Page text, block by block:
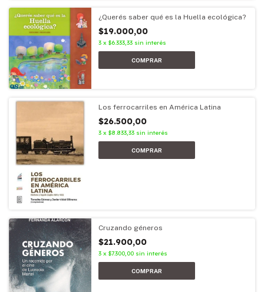
¿Querés saber qué es la Huella ecológica?
$19.000,00
3 x $6.333,33 sin interés
Los ferrocarriles en América Latina
$26.500,00
3 x $8.833,33 sin interés
Cruzando géneros
$21.900,00
3 x $7.300,00 sin interés